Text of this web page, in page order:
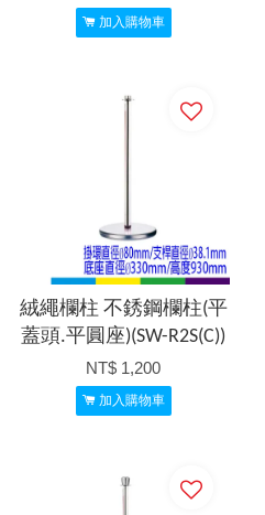
加入購物車
絨繩欄柱 不銹鋼欄柱(平
蓋頭.平圓座)(SW-R2S(C))
NT$ 1,200
加入購物車